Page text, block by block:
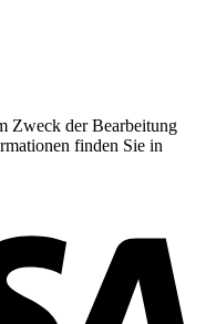
Zweck der Bearbeitung
finden Sie in